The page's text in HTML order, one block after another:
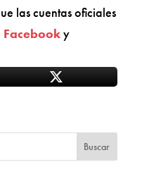
las cuentas oficiales
Facebooky